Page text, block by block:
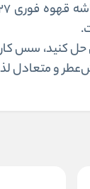
کنید، سس
و متعادل